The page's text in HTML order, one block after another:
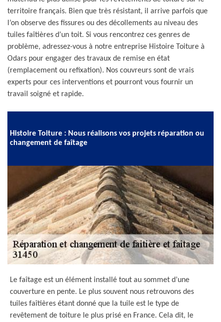
territoire français. Bien que très résistant, il arrive parfois que
l’on observe des fissures ou des décollements au niveau des
tuiles faîtières d’un toit. Si vous rencontrez ces genres de
problème, adressez-vous à notre entreprise Histoire Toiture à
Odars pour engager des travaux de remise en état
(remplacement ou refixation). Nos couvreurs sont de vrais
experts pour ces interventions et pourront vous fournir un
travail soigné et rapide.
Histoire Toiture : Nous réalisons vos projets réparation ou
changement de faîtage
Le faîtage est un élément installé tout au sommet d’une
couverture en pente. Le plus souvent nous retrouvons des
tuiles faîtières étant donné que la tuile est le type de
revêtement de toiture le plus prisé en France. Cela dit, le